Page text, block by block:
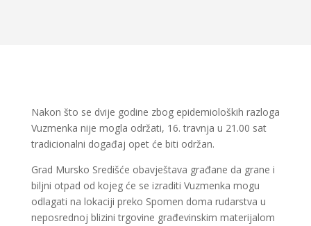
Nakon što se dvije godine zbog epidemioloških razloga
Vuzmenka nije mogla održati, 16. travnja u 21.00 sat
tradicionalni događaj opet će biti održan.
Grad Mursko Središće obavještava građane da grane i
biljni otpad od kojeg će se izraditi Vuzmenka mogu
odlagati na lokaciji preko Spomen doma rudarstva u
neposrednoj blizini trgovine građevinskim materijalom